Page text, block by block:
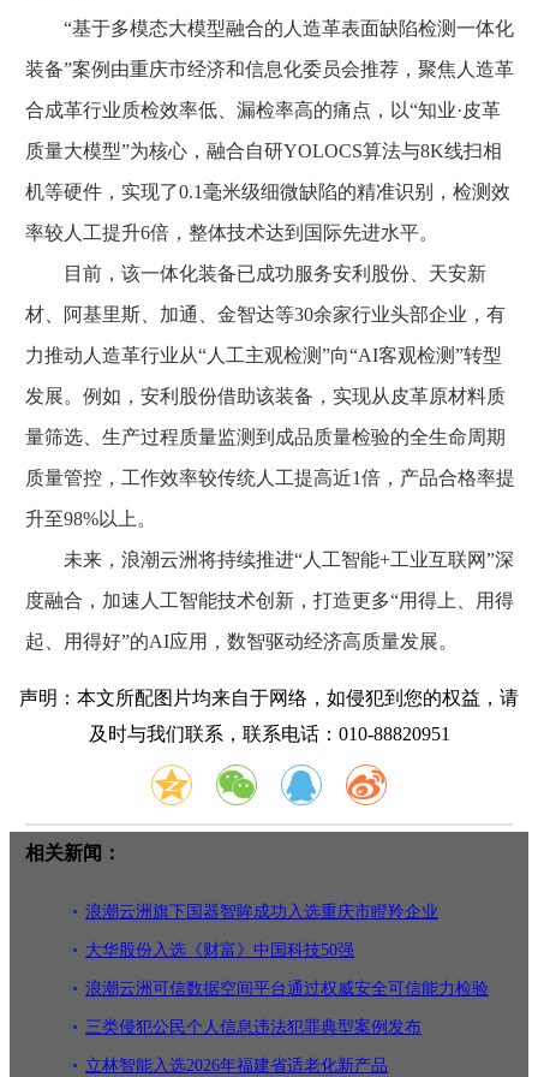
“基于多模态大模型融合的人造革表面缺陷检测一体化
装备”案例由重庆市经济和信息化委员会推荐，聚焦人造革
合成革行业质检效率低、漏检率高的痛点，以“知业·皮革
质量大模型”为核心，融合自研YOLOCS算法与8K线扫相
机等硬件，实现了0.1毫米级细微缺陷的精准识别，检测效
率较人工提升6倍，整体技术达到国际先进水平。
目前，该一体化装备已成功服务安利股份、天安新
材、阿基里斯、加通、金智达等30余家行业头部企业，有
力推动人造革行业从“人工主观检测”向“AI客观检测”转型
发展。例如，安利股份借助该装备，实现从皮革原材料质
量筛选、生产过程质量监测到成品质量检验的全生命周期
质量管控，工作效率较传统人工提高近1倍，产品合格率提
升至98%以上。
未来，浪潮云洲将持续推进“人工智能+工业互联网”深
度融合，加速人工智能技术创新，打造更多“用得上、用得
起、用得好”的AI应用，数智驱动经济高质量发展。
声明：本文所配图片均来自于网络，如侵犯到您的权益，请
及时与我们联系，联系电话：010-88820951
相关新闻：
浪潮云洲旗下国器智眸成功入选重庆市瞪羚企业
大华股份入选《财富》中国科技50强
浪潮云洲可信数据空间平台通过权威安全可信能力检验
三类侵犯公民个人信息违法犯罪典型案例发布
立林智能入选2026年福建省适老化新产品